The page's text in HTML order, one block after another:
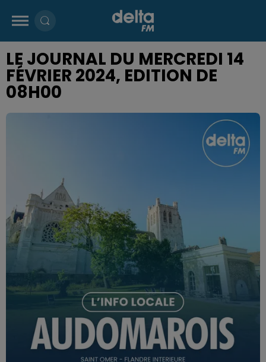
LE JOURNAL DU MERCREDI 14
FÉVRIER 2024, EDITION DE
08H00